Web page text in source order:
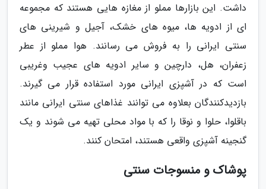
داشت. این بازارها مملو از مغازه هایی هستند که مجموعه
ای از ادویه ها، میوه های خشک، آجیل و شیرینی های
سنتی ایرانی را به فروش می رسانند. هوا مملو از عطر
زعفران، هل، دارچین و سایر ادویه های عجیب وغریبی
است که در آشپزی ایرانی مورد استفاده قرار می گیرند.
بازدیدکنندگان بعلاوه می توانند غذاهای سنتی ایرانی مانند
باقلوا، حلوا و نوقا را که با مواد محلی تهیه می شوند و یک
گنجینه آشپزی واقعی هستند، امتحان کنند.
پوشاک و منسوجات سنتی